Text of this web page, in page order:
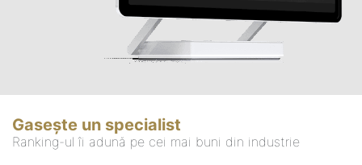
Gasește un specialist
Ranking-ul îi adună pe cei mai buni din industrie